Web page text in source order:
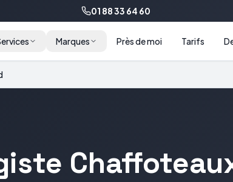
01 88 33 64 60
Marques Près de moi Tarifs